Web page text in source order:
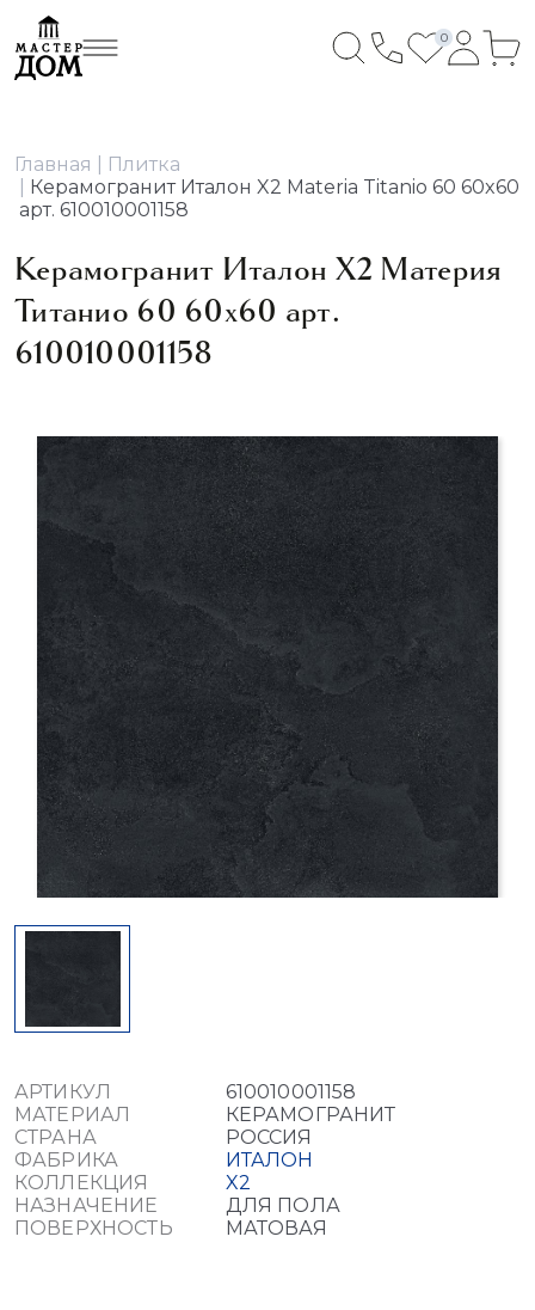
0
Главная
Плитка
Керамогранит Италон X2 Materia Titanio 60 60x60
арт. 610010001158
Керамогранит Италон X2 Материя
Титанио 60 60x60 арт.
610010001158
АРТИКУЛ
610010001158
МАТЕРИАЛ
КЕРАМОГРАНИТ
СТРАНА
РОССИЯ
ФАБРИКА
ИТАЛОН
КОЛЛЕКЦИЯ
X2
НАЗНАЧЕНИЕ
ДЛЯ ПОЛА
ПОВЕРХНОСТЬ
МАТОВАЯ